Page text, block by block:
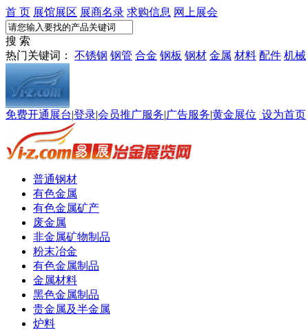
首 页 展馆展区 展商名录 求购信息 网上展会
搜 索
热门关键词： 不锈钢 钢管 合金 钢板 钢材 金属 材料 配件 机械
免费开通展台|登录|会员推广服务|广告服务|黄金展位 设为首页
普通钢材
有色金属
有色金属矿产
废金属
非金属矿物制品
粉末冶金
有色金属制品
金属材料
黑色金属制品
贵金属及半金属
炉料